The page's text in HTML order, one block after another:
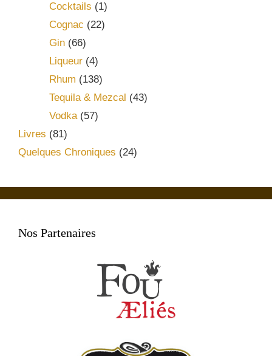
Cocktails (1)
Cognac (22)
Gin (66)
Liqueur (4)
Rhum (138)
Tequila & Mezcal (43)
Vodka(57)
Livres (81)
Quelques Chroniques (24)
Nos Partenaires